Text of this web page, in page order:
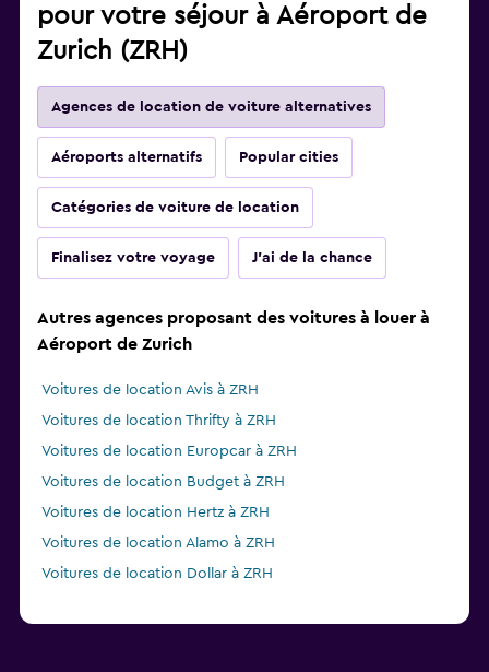
pour votre séjour à Aéroport de
Zurich (ZRH)
Agences de location de voiture alternatives
Aéroports alternatifs Popular cities
Catégories de voiture de location
Finalisez votre voyage J'ai de la chance
Autres agences proposant des voitures à louer à
Aéroport de Zurich
Voitures de location Avis à ZRH
Voitures de location Thrifty à ZRH
Voitures de location Europcar à ZRH
Voitures de location Budget à ZRH
Voitures de location Hertz à ZRH
Voitures de location Alamo à ZRH
Voitures de location Dollar à ZRH